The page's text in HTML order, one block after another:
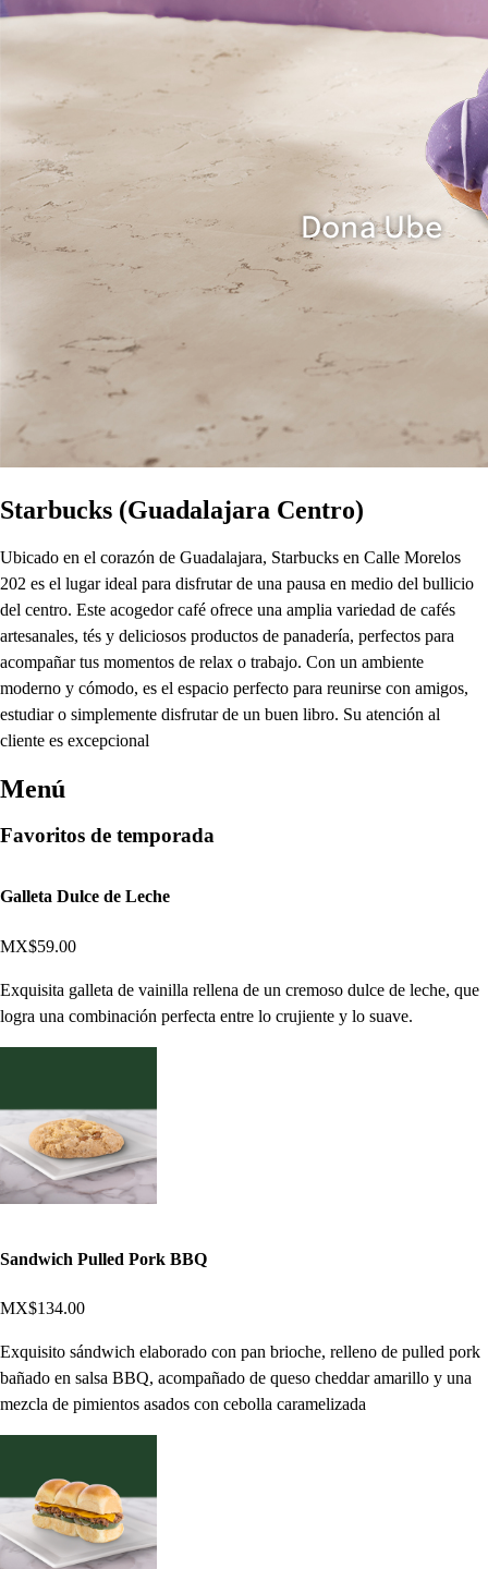
Starbucks (Guadalajara Centro)
Ubicado en el corazón de Guadalajara, Starbucks en Calle Morelos
202 es el lugar ideal para disfrutar de una pausa en medio del bullicio
del centro. Este acogedor café ofrece una amplia variedad de cafés
artesanales, tés y deliciosos productos de panadería, perfectos para
acompañar tus momentos de relax o trabajo. Con un ambiente
moderno y cómodo, es el espacio perfecto para reunirse con amigos,
estudiar o simplemente disfrutar de un buen libro. Su atención al
cliente es excepcional
Menú
Favoritos de temporada
Galleta Dulce de Leche
MX$59.00
Exquisita galleta de vainilla rellena de un cremoso dulce de leche, que
logra una combinación perfecta entre lo crujiente y lo suave.
Sandwich Pulled Pork BBQ
MX$134.00
Exquisito sándwich elaborado con pan brioche, relleno de pulled pork
bañado en salsa BBQ, acompañado de queso cheddar amarillo y una
mezcla de pimientos asados con cebolla caramelizada